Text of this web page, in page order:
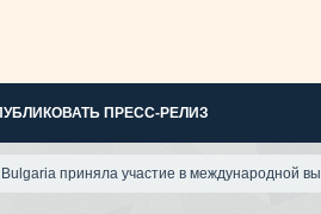
ПРЕСС-РЕЛИЗ
приняла участие в международной